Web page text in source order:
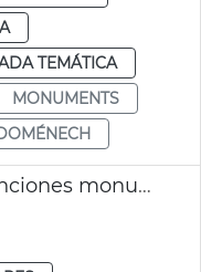
TEMÁTICA
MONUMENTS
JGL Convocatoria subvenciones monumentos falleros 2024